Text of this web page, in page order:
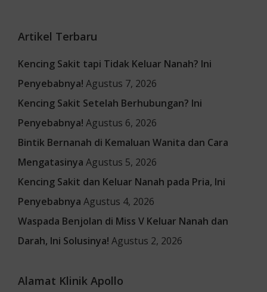
Artikel Terbaru
Kencing Sakit tapi Tidak Keluar Nanah? Ini
Penyebabnya! Agustus 7, 2026
Kencing Sakit Setelah Berhubungan? Ini
Penyebabnya! Agustus 6, 2026
Bintik Bernanah di Kemaluan Wanita dan Cara
Mengatasinya Agustus 5, 2026
Kencing Sakit dan Keluar Nanah pada Pria, Ini
Penyebabnya Agustus 4, 2026
Waspada Benjolan di Miss V Keluar Nanah dan
Darah, Ini Solusinya! Agustus 2, 2026
Alamat Klinik Apollo